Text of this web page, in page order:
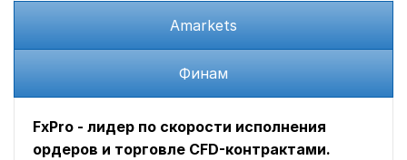
Amarkets
Финам
FxPro - лидер по скорости исполнения
ордеров и торговле CFD-контрактами.